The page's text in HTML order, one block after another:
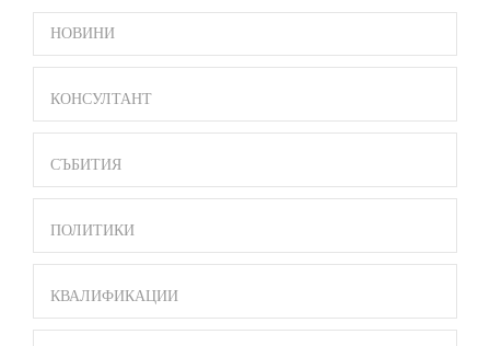
SIDE
BAR
MENU
НОВИНИ
КОНСУЛТАНТ
СЪБИТИЯ
ПОЛИТИКИ
КВАЛИФИКАЦИИ